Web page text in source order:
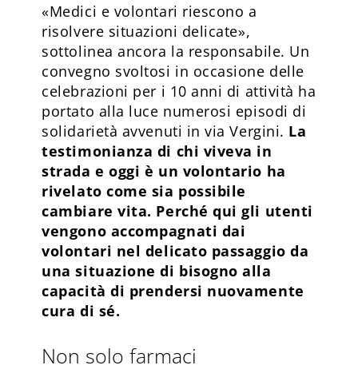
«Medici e volontari riescono a
risolvere situazioni delicate»,
sottolinea ancora la responsabile. Un
convegno svoltosi in occasione delle
celebrazioni per i 10 anni di attività ha
portato alla luce numerosi episodi di
solidarietà avvenuti in via Vergini. La
testimonianza di chi viveva in
strada e oggi è un volontario ha
rivelato come sia possibile
cambiare vita. Perché qui gli utenti
vengono accompagnati dai
volontari nel delicato passaggio da
una situazione di bisogno alla
capacità di prendersi nuovamente
cura di sé.
Non solo farmaci